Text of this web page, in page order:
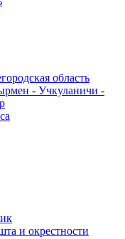
область
- Учкуланичи -
и окрестности